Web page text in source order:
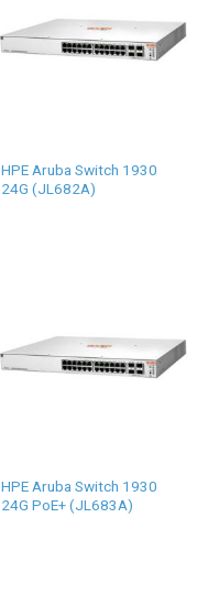
HPE Aruba Switch 1930
24G (JL682A)
HPE Aruba Switch 1930
24G PoE+ (JL683A)